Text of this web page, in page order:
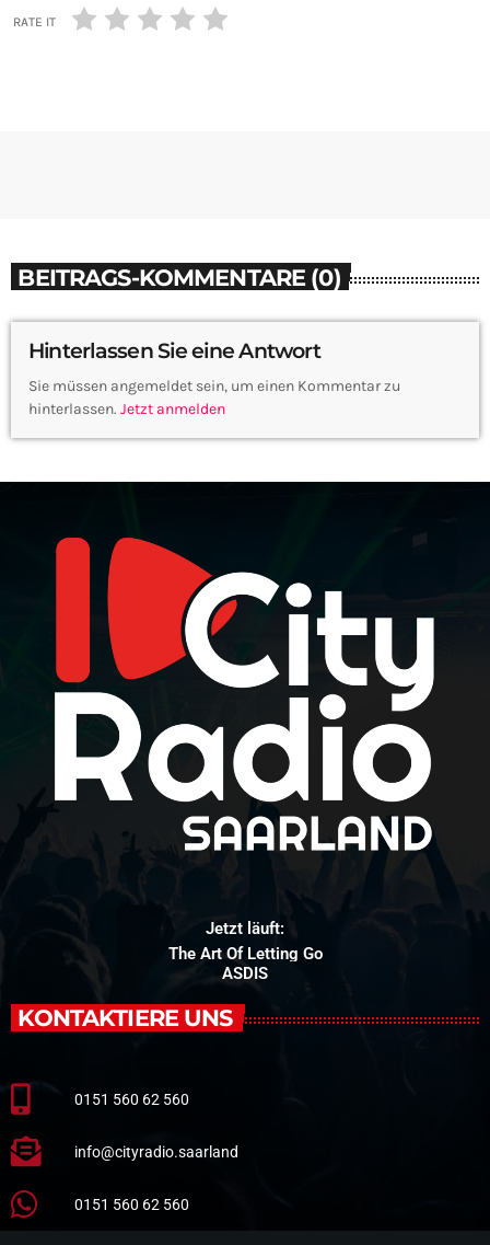
RATE IT
BEITRAGS-KOMMENTARE (0)
Hinterlassen Sie eine Antwort
Sie müssen angemeldet sein, um einen Kommentar zu
hinterlassen. Jetzt anmelden
Jetzt läuft:
The Art Of Letting Go
ASDIS
KONTAKTIERE UNS
0151 560 62 560
info@cityradio.saarland
0151 560 62 560